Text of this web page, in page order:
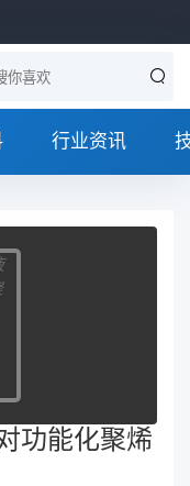
行业资讯
功能化聚烯